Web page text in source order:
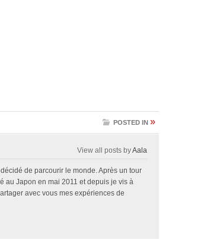
POSTED IN »
View all posts byAala
de parcourir le monde. Après un tour
au Japon en mai 2011 et depuis je vis à
avec vous mes expériences de